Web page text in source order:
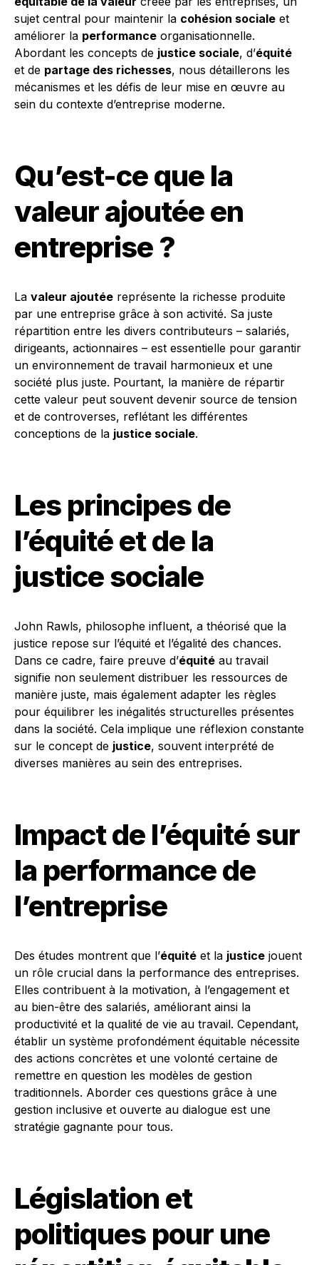
sujet central pour maintenir la cohésion sociale et
améliorer la performance organisationnelle.
Abordant les concepts de justice sociale, d’équité
et de partage des richesses, nous détaillerons les
mécanismes et les défis de leur mise en œuvre au
sein du contexte d’entreprise moderne.
Qu’est-ce que la
valeur ajoutée en
entreprise ?
La valeur ajoutée représente la richesse produite
par une entreprise grâce à son activité. Sa juste
répartition entre les divers contributeurs – salariés,
dirigeants, actionnaires – est essentielle pour garantir
un environnement de travail harmonieux et une
société plus juste. Pourtant, la manière de répartir
cette valeur peut souvent devenir source de tension
et de controverses, reflétant les différentes
conceptions de la justice sociale.
Les principes de
l’équité et de la
justice sociale
John Rawls, philosophe influent, a théorisé que la
justice repose sur l’équité et l’égalité des chances.
Dans ce cadre, faire preuve d’équité au travail
signifie non seulement distribuer les ressources de
manière juste, mais également adapter les règles
pour équilibrer les inégalités structurelles présentes
dans la société. Cela implique une réflexion constante
sur le concept de justice, souvent interprété de
diverses manières au sein des entreprises.
Impact de l’équité sur
la performance de
l’entreprise
Des études montrent que l’équité et la justice jouent
un rôle crucial dans la performance des entreprises.
Elles contribuent à la motivation, à l’engagement et
au bien-être des salariés, améliorant ainsi la
productivité et la qualité de vie au travail. Cependant,
établir un système profondément équitable nécessite
des actions concrètes et une volonté certaine de
remettre en question les modèles de gestion
traditionnels. Aborder ces questions grâce à une
gestion inclusive et ouverte au dialogue est une
stratégie gagnante pour tous.
Législation et
politiques pour une